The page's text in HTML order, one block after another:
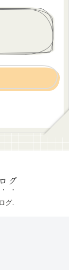
グ
グ.